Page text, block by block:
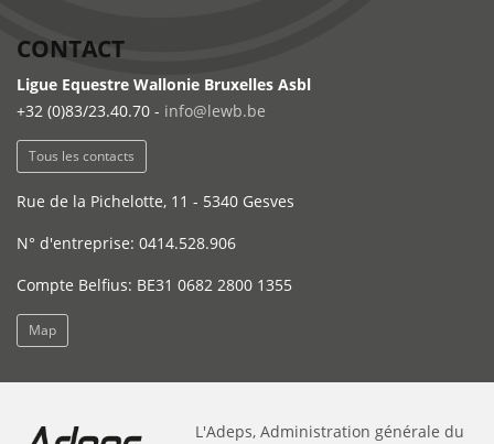
CONTACT
Ligue Equestre Wallonie Bruxelles Asbl
+32 (0)83/23.40.70 - info@lewb.be
Tous les contacts
Rue de la Pichelotte, 11 - 5340 Gesves
N° d'entreprise: 0414.528.906
Compte Belfius: BE31 0682 2800 1355
Map
L'Adeps, Administration générale du